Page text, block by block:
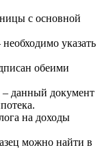
с основной
необходимо указать
обеими
– данный документ
на доходы
можно найти в